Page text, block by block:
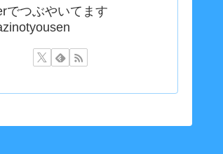
でつぶやいてます